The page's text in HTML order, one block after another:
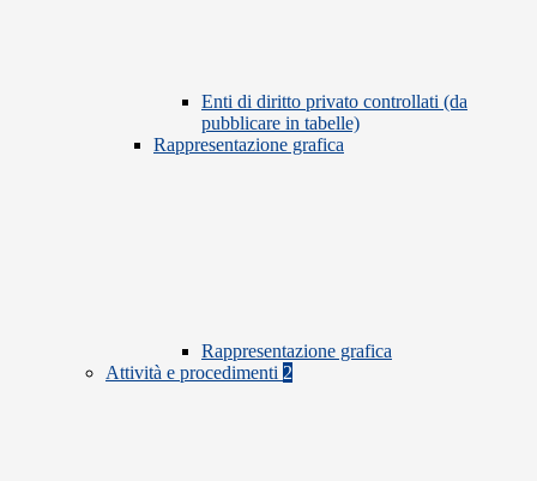
Enti di diritto privato controllati (da
pubblicare in tabelle)
Rappresentazione grafica
Rappresentazione grafica
Attività e procedimenti 2